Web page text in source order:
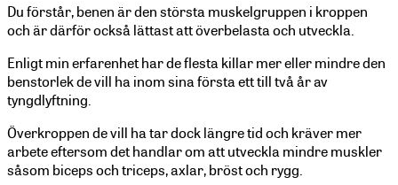
Du förstår, benen är den största muskelgruppen i kroppen
och är därför också lättast att överbelasta och utveckla.
Enligt min erfarenhet har de flesta killar mer eller mindre den
benstorlek de vill ha inom sina första ett till två år av
tyngdlyftning.
Överkroppen de vill ha tar dock längre tid och kräver mer
arbete eftersom det handlar om att utveckla mindre muskler
såsom biceps och triceps, axlar, bröst och rygg.